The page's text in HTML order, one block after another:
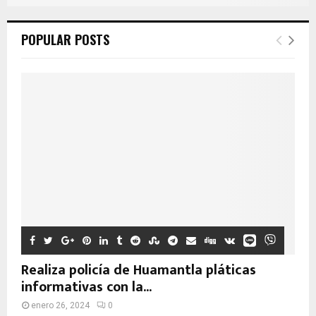
POPULAR POSTS
Realiza policía de Huamantla pláticas
informativas con la...
enero 26, 2024 0